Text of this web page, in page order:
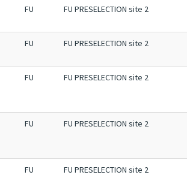
FU FU PRESELECTION site 2
FU FU PRESELECTION site 2
FU FU PRESELECTION site 2
FU FU PRESELECTION site 2
FU FU PRESELECTION site 2